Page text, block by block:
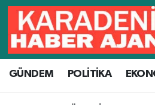
GÜNDEM POLİTİKA
Hava Durumu
Trafik Durumu